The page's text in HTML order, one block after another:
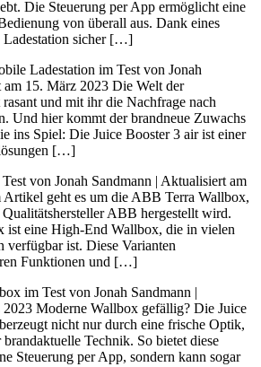
Die Steuerung per App ermöglicht eine
von überall aus. Dank eines
Ladestation sicher […]
Ladestation im Test von Jonah
am 15. März 2023 Die Welt der
und mit ihr die Nachfrage nach
Und hier kommt der brandneue Zuwachs
ins Spiel: Die Juice Booster 3 air ist einer
[…]
von Jonah Sandmann | Aktualisiert am
Artikel geht es um die ABB Terra Wallbox,
ABB hergestellt wird.
ist eine High-End Wallbox, die in vielen
verfügbar ist. Diese Varianten
Funktionen und […]
im Test von Jonah Sandmann |
Moderne Wallbox gefällig? Die Juice
nicht nur durch eine frische Optik,
brandaktuelle Technik. So bietet diese
Steuerung per App, sondern kann sogar